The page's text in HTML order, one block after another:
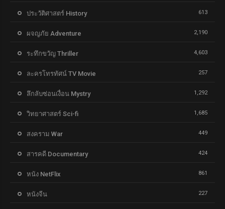
ประวัติศาสตร์ History 613
ผจญภัย Adventure 2,190
ระทึกขวัญ Thriller 4,603
ละครโทรทัศน์ TV Movie 257
ลึกลับซ่อนเงื่อน Mystry 1,292
วิทยาศาสตร์ Sci-fi 1,685
สงคราม War 449
สารคดี Documentary 424
หนัง NetFlix 861
หนังจีน 227